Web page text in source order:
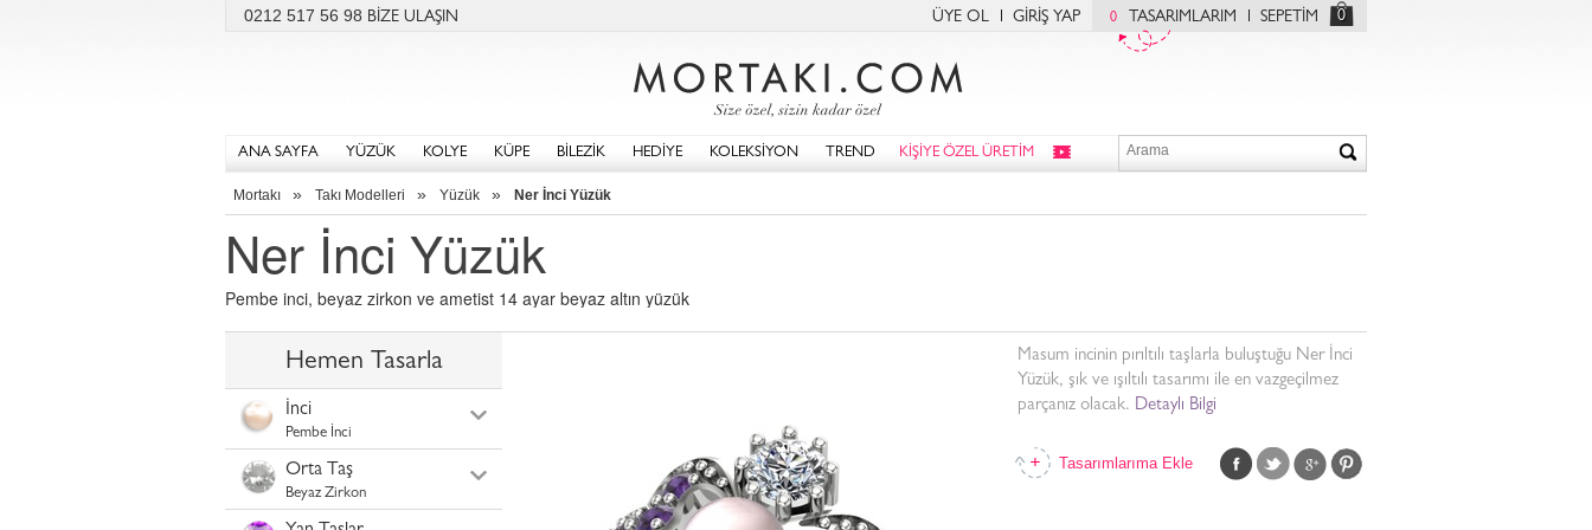
0212 517 56 98 BİZE ULAŞIN ÜYE OL GİRİŞ YAP 0 TASARIMLARIM SEPETİM 0
ANA SAYFA YÜZÜK KOLYE KÜPE BİLEZİK HEDİYE KOLEKSİYON TREND KİŞİYE ÖZEL ÜRETİM
Mortakı » Takı Modelleri » Yüzük » Ner İnci Yüzük
Ner İnci Yüzük
Pembe inci, beyaz zirkon ve ametist 14 ayar beyaz altın yüzük
Hemen Tasarla
İnci
Pembe İnci
Orta Taş
Beyaz Zirkon
Masum incinin pırıltılı taşlarla buluştuğu Ner İnci
Yüzük, şık ve ışıltılı tasarımı ile en vazgeçilmez
parçanız olacak. Detaylı Bilgi
Tasarımlarıma Ekle